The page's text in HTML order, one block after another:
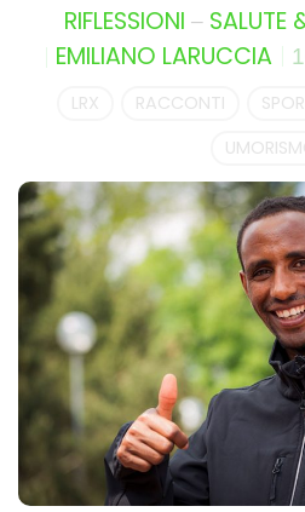
RIFLESSIONI – SALUTE
EMILIANO LARUCCIA
LRX RACCONTI